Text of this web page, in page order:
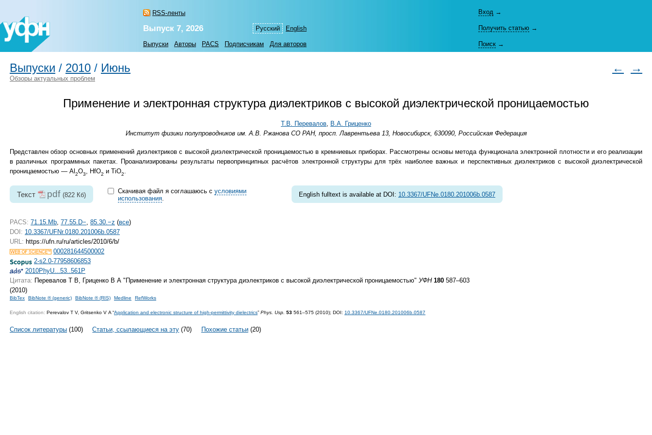
RSS-ленты
Русский English
Вход →
Выпуск 7, 2026 Получить статью →
Выпуски Авторы PACS Подписчикам Для авторов Поиск →
Выпуски / 2010 / Июнь ← →
Обзоры актуальных проблем
Применение и электронная структура диэлектриков с высокой диэлектрической проницаемостью
Т.В. Перевалов, В.А. Гриценко
Институт физики полупроводников им. А.В. Ржанова СО РАН, просп. Лаврентьева 13, Новосибирск, 630090, Российская Федерация
Представлен обзор основных применений диэлектриков с высокой диэлектрической проницаемостью в кремниевых приборах. Рассмотрены основы метода функционала электронной плотности и его реализации
в различных программных пакетах. Проанализированы результаты первопринципных расчётов электронной структуры для трёх наиболее важных и перспективных диэлектриков с высокой диэлектрической
проницаемостью — Al 2O3, HfO2 и TiO2.
Текст pdf (822 Кб)
Скачивая файл я соглашаюсь с условиями
использования.
English fulltext is available at DOI: 10.3367/UFNe.0180.201006b.0587
PACS: 71.15.Mb 77.55.D− 85.30.−z (все)
DOI: 10.3367/UFNr.0180.201006b.0587
URL: https://ufn.ru/ru/articles/2010/6/b/
000281644500002
2-s2.0-77958606853
2010PhyU...53..561P
Цитата: Перевалов Т В, Гриценко В А "Применение и электронная структура диэлектриков с высокой диэлектрической проницаемостью" УФН 180 587–603
(2010)
BibTex BibNote ® (generic) BibNote ® (RIS) Medline RefWorks
English citation: Perevalov T V, Gritsenko V A “Application and electronic structure of high-permittivity dielectrics” Phys. Usp. 53 561–575 (2010); DOI: 10.3367/UFNe.0180.201006b.0587
Список литературы (100) Статьи, ссылающиеся на эту (70) Похожие статьи(20)